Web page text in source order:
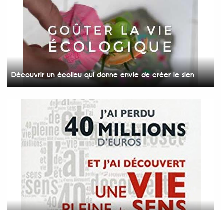
Découvrir un écolieu qui donne envie de créer le sien